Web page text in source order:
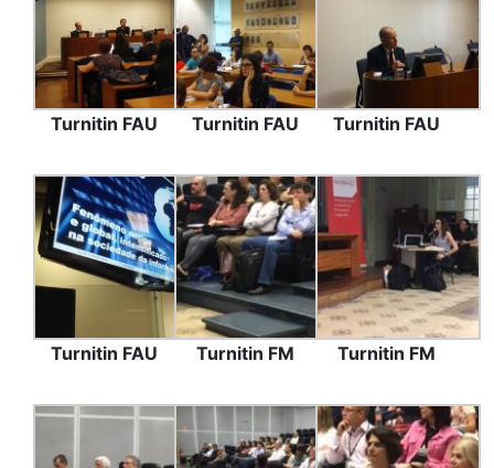
Turnitin FAU Turnitin FAU Turnitin FAU
Turnitin FAU Turnitin FM Turnitin FM